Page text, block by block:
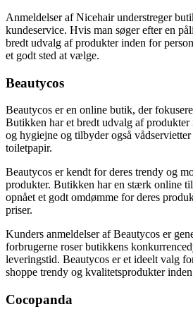
Anmeldelser af Nicehair understreger
kundeservice. Hvis man søger efter en
bredt udvalg af produkter inden for
et godt sted at vælge.
Beautycos
Beautycos er en online butik, der
Butikken har et bredt udvalg af
og hygiejne og tilbyder også
toiletpapir.
Beautycos er kendt for deres trendy og
produkter. Butikken har en stærk online
opnået et godt omdømme for deres
priser.
Kunders anmeldelser af Beautycos er
forbrugerne roser butikkens
leveringstid. Beautycos er et ideelt valg
shoppe trendy og kvalitetsprodukter
Cocopanda